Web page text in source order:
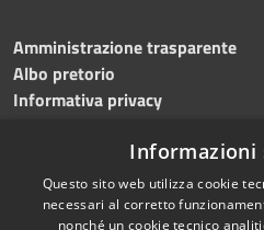
Amministrazione trasparente
Albo pretorio
Informativa privacy
Dichiarazione di accessibilità
Informazioni
Questo sito web utilizza cookie
necessari al corretto
nonché un cookie tecnico